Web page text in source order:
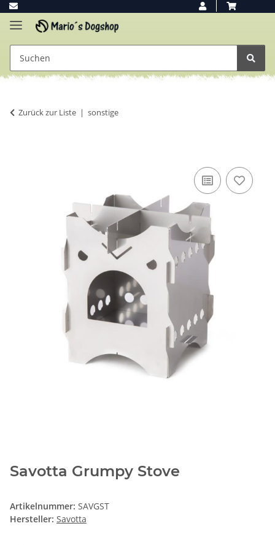
Zurück zur Liste sonstige
Savotta Grumpy Stove
Artikelnummer: SAVGST
Hersteller: Savotta